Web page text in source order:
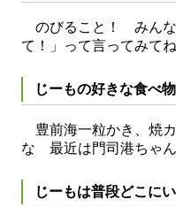
のびること！ みんな
て！」って言ってみてね
じーもの好きな食べ
豊前海一粒かき、焼
な 最近は門司港ちゃん
じーもは普段どこに